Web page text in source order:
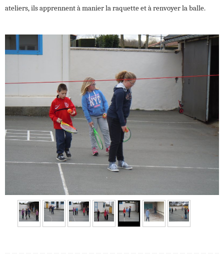
ateliers, ils apprennent à manier la raquette et à renvoyer la balle.